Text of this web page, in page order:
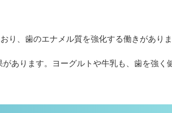
り、歯のエナメル質を強化する働きがあり
あります。ヨーグルトや牛乳も、歯を強く